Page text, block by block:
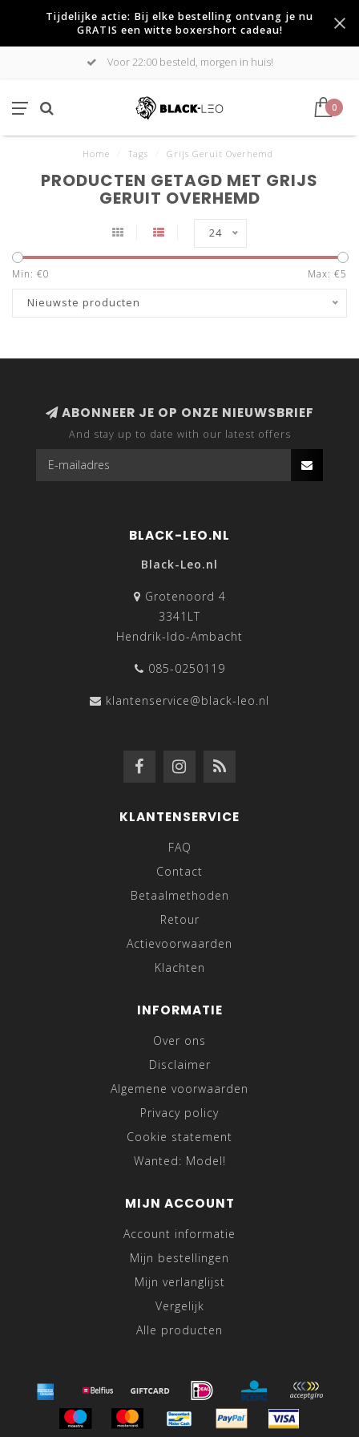
Tijdelijke actie: Bij elke bestelling ontvang je nu
GRATIS een witte boxershort cadeau!
Voor 22:00 besteld, morgen in huis!
0
Home Tags Grijs Geruit Overhemd
PRODUCTEN GETAGD MET GRIJS
GERUIT OVERHEMD
24
Min: €0 Max: €5
Nieuwste producten
ABONNEER JE OP ONZE NIEUWSBRIEF
And stay up to date with our latest offers
BLACK-LEO.NL
Black-Leo.nl
Grotenoord 4
3341LT
Hendrik-Ido-Ambacht
085-0250119
klantenservice@black-leo.nl
KLANTENSERVICE
FAQ
Contact
Betaalmethoden
Retour
Actievoorwaarden
Klachten
INFORMATIE
Over ons
Disclaimer
Algemene voorwaarden
Privacy policy
Cookie statement
Wanted: Model!
MIJN ACCOUNT
Account informatie
Mijn bestellingen
Mijn verlanglijst
Vergelijk
Alle producten